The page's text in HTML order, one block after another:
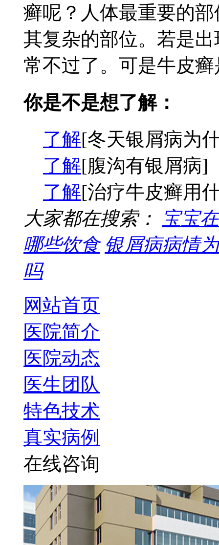
癣呢？人体最重要的
其复杂的部位。若是
常不过了。可是牛皮
你是不是想了解：
了解[冬天银屑病为
了解[腹沟有银屑病]
了解[治疗牛皮癣用
大家都在搜索：
宝宝
哪些饮食 银屑病病情
吗
网站首页
医院简介
医院动态
医生团队
特色技术
真实病例
在线咨询